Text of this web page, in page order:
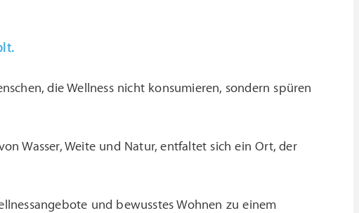
die Wellness nicht konsumieren, sondern spüren
Wasser, Weite und Natur, entfaltet sich ein Ort, der
und bewusstes Wohnen zu einem